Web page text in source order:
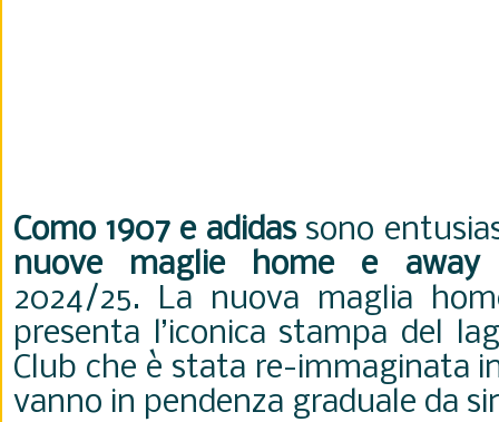
Como 1907 e adidassono
nuove maglie home e away
2024/25. La nuova maglia
presenta l’iconica stampa del
Club che è stata re-immaginata
vanno in pendenza graduale da